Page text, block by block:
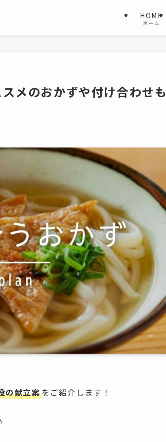
HOME
ホーム
メのおかずや付け合わせも
の献立案をご紹介します！